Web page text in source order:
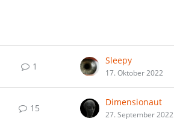
1
Sleepy
17. Oktober 2022
15
Dimensionaut
27. September 2022